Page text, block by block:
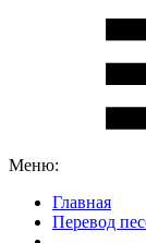
Меню:
Главная
Перевод